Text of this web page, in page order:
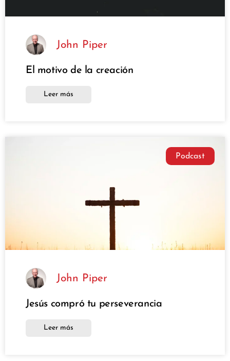
John Piper
El motivo de la creación
Leer más
Podcast
John Piper
Jesús compró tu perseverancia
Leer más